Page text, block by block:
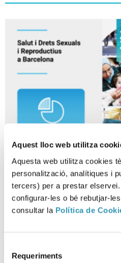
Aquest lloc web utilitza
Aquesta web utilitza cookies
personalització, analítiques i
tercers) per a prestar
configurar-les o bé rebutjar-
consultar la Política de
Requeriments
La salut i els
reproductius a
12-02-2026